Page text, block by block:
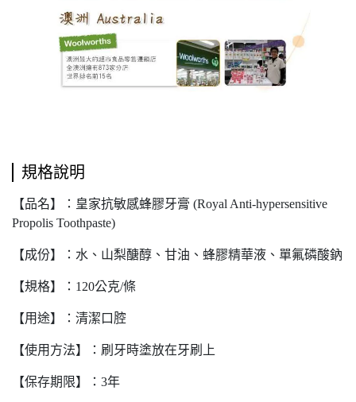
規格說明
【品名】：皇家抗敏感蜂膠牙膏 (Royal Anti-hypersensitive
Propolis Toothpaste)
【成份】：水、山梨醣醇、甘油、蜂膠精華液、單氟磷酸鈉
【規格】：120公克/條
【用途】：清潔口腔
【使用方法】：刷牙時塗放在牙刷上
【保存期限】：3年